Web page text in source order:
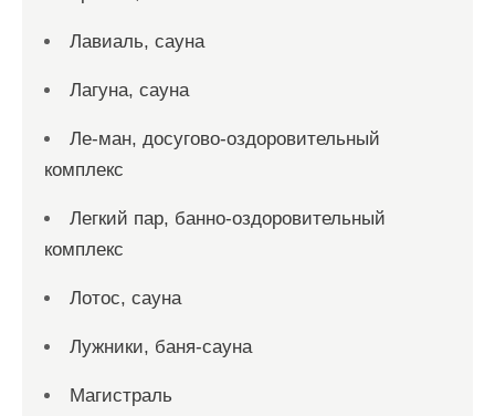
Лавиаль, сауна
Лагуна, сауна
Ле-ман, досугово-оздоровительный
комплекс
Легкий пар, банно-оздоровительный
комплекс
Лотос, сауна
Лужники, баня-сауна
Магистраль